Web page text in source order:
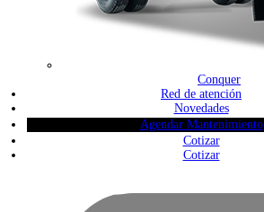
Conquer
Red de atención
Novedades
Agendar Mantenimiento
Cotizar
Cotizar